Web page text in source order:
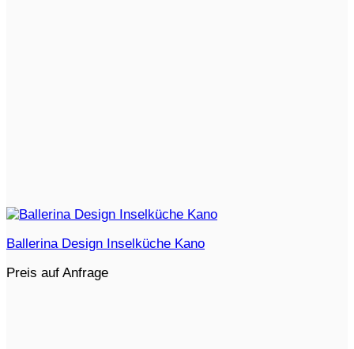
Ballerina Design Inselküche Kano
Preis auf Anfrage